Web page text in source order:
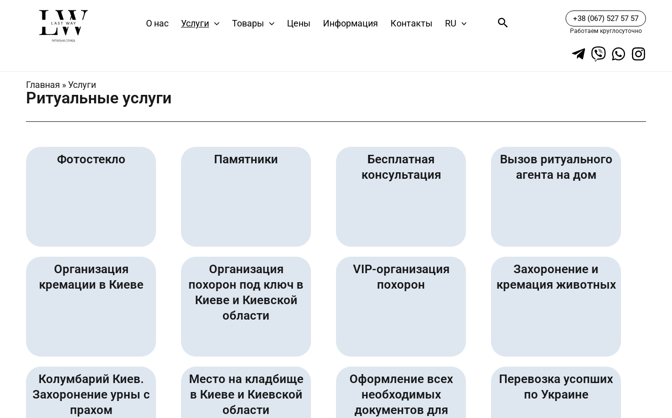
содержимому
О нас Услуги Товары Цены Информация Контакты RU Поиск +38 (067) 527 57 57
Работаем круглосуточно
Главная »Услуги
Ритуальные услуги
Фотостекло Памятники
Бесплатная
консультация
Вызов ритуального
агента на дом
Организация
кремации в Киеве
Организация
похорон под ключ в
Киеве и Киевской
области
VIP-организация
похорон
Захоронение и
кремация животных
Колумбарий Киев.
Захоронение урны с
прахом
Место на кладбище
в Киеве и Киевской
области
Оформление всех
необходимых
документов для
Перевозка усопших
по Украине